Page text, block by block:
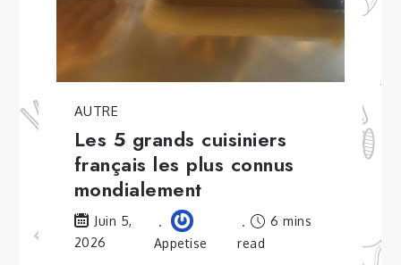
AUTRE
Les 5 grands cuisiniers
français les plus connus
mondialement
Juin 5,
2026
Appetise
6 mins
read